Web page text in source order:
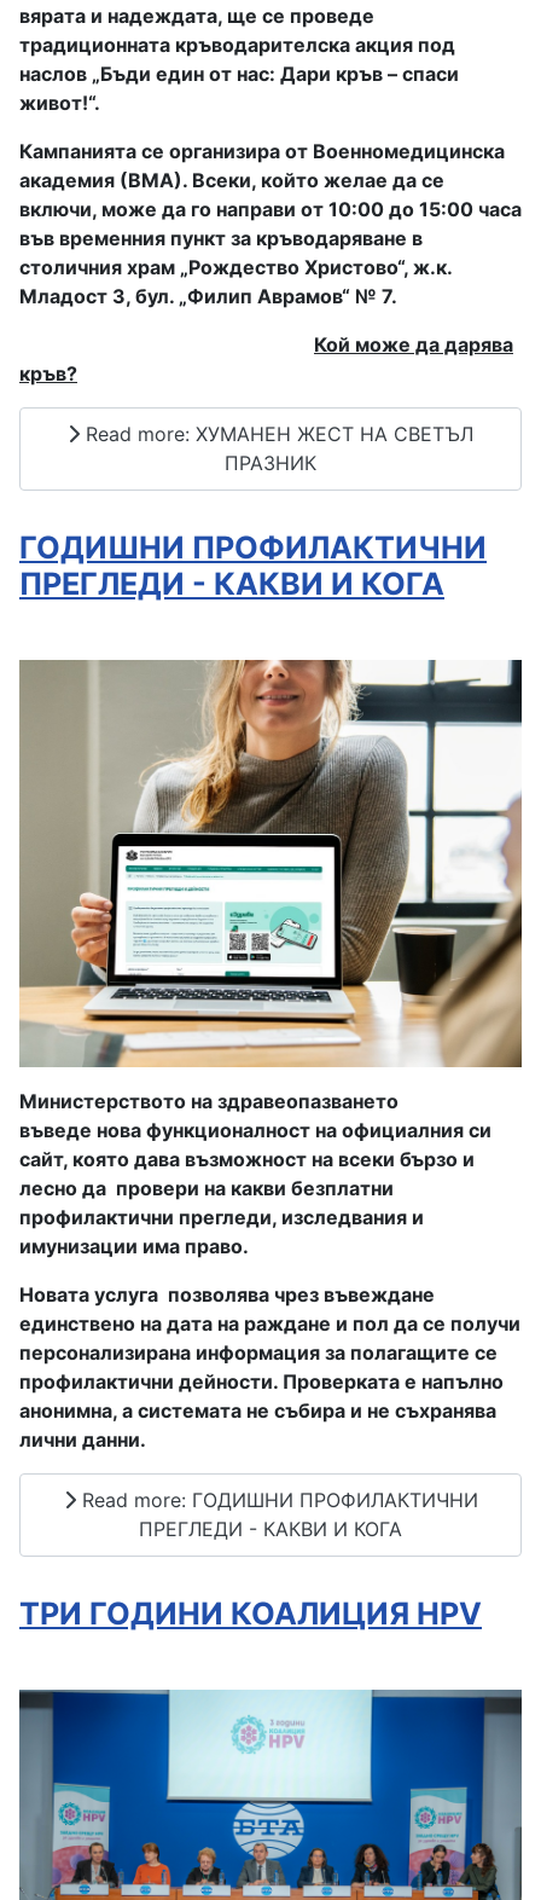
вярата и надеждата, ще се проведе
традиционната кръводарителска акция под
наслов „Бъди един от нас: Дари кръв – спаси
живот!“.
Кампанията се организира от Военномедицинска
академия (ВМА). Всеки, който желае да се
включи, може да го направи от 10:00 до 15:00 часа
във временния пункт за кръводаряване в
столичния храм „Рождество Христово“, ж.к.
Младост 3, бул. „Филип Аврамов“ № 7.
Кой може да дарява
кръв?
Read more: ХУМАНЕН ЖЕСТ НА СВЕТЪЛ
ПРАЗНИК
ГОДИШНИ ПРОФИЛАКТИЧНИ
ПРЕГЛЕДИ - КАКВИ И КОГА
Министерството на здравеопазването
въведе нова функционалност на официалния си
сайт, която дава възможност на всеки бързо и
лесно да провери на какви безплатни
профилактични прегледи, изследвания и
имунизации има право.
Новата услуга позволява чрез въвеждане
единствено на дата на раждане и пол да се получи
персонализирана информация за полагащите се
профилактични дейности. Проверката е напълно
анонимна, а системата не събира и не съхранява
лични данни.
Read more: ГОДИШНИ ПРОФИЛАКТИЧНИ
ПРЕГЛЕДИ - КАКВИ И КОГА
ТРИ ГОДИНИ КОАЛИЦИЯ HPV